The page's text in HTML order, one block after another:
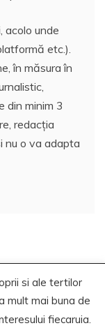
acolo unde
etc.).
în măsura în
din minim 3
redacția
nu o va adapta
Recent News
si ale tertilor
mult mai buna de
fiecaruia.